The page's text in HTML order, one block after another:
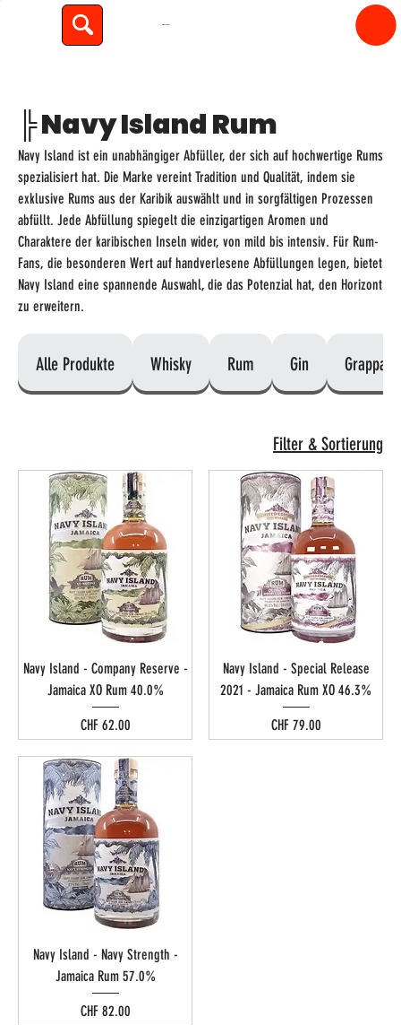
spiritfly
╠ Navy Island Rum
Navy Island ist ein unabhängiger Abfüller, der sich auf hochwertige Rums
spezialisiert hat. Die Marke vereint Tradition und Qualität, indem sie
exklusive Rums aus der Karibik auswählt und in sorgfältigen Prozessen
abfüllt. Jede Abfüllung spiegelt die einzigartigen Aromen und
Charaktere der karibischen Inseln wider, von mild bis intensiv. Für Rum-
Fans, die besonderen Wert auf handverlesene Abfüllungen legen, bietet
Navy Island eine spannende Auswahl, die das Potenzial hat, den Horizont
zu erweitern.
Alle Produkte Whisky Rum Gin Grappa
Filter & Sortierung
Navy Island - Company Reserve -
Jamaica XO Rum 40.0%
Preis
CHF 62.00
Navy Island - Special Release
2021 - Jamaica Rum XO 46.3%
Preis
CHF 79.00
Navy Island - Navy Strength -
Jamaica Rum 57.0%
Preis
CHF 82.00